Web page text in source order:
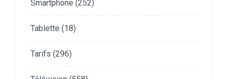
Smartphone (252)
Tablette (18)
Tarifs (296)